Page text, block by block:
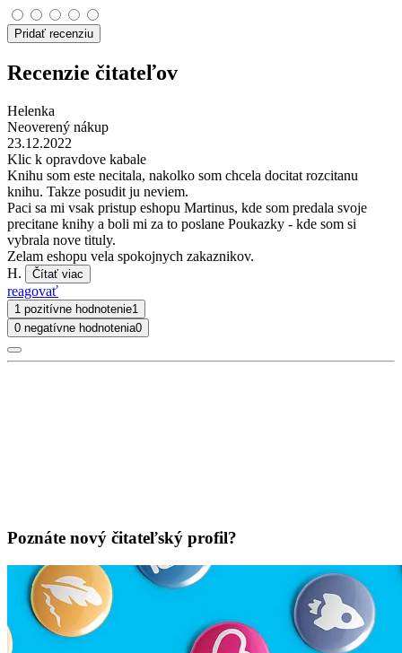
Pridať recenziu
Recenzie čitateľov
Helenka
Neoverený nákup
23.12.2022
Klic k opravdove kabale
Knihu som este necitala, nakolko som chcela docitat rozcitanu
knihu. Takze posudit ju neviem.
Paci sa mi vsak pristup eshopu Martinus, kde som predala svoje
precitane knihy a boli mi za to poslane Poukazky - kde som si
vybrala nove tituly.
Zelam eshopu vela spokojnych zakaznikov.
H.
Čítať viac
reagovať
1 pozitívne hodnotenie1
0 negatívne hodnotenia0
Poznáte nový čitateľský profil?